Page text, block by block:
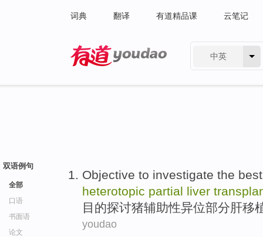
词典 翻译 有道精品课 云笔记
中英
双语例句
全部
口语
书面语
论文
Objective to investigate the best
heterotopic partial liver
目的探讨猪辅助性异位部分肝移
youdao